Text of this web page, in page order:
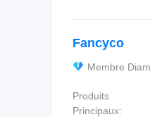
Fancyco
Membre
Produits
Principaux: